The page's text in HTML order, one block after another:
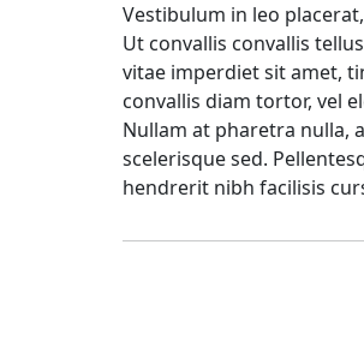
Vestibulum in leo
Ut convallis convallis
vitae imperdiet sit amet,
convallis diam tortor, vel
Nullam at pharetra nulla,
scelerisque sed.
hendrerit nibh facilisis